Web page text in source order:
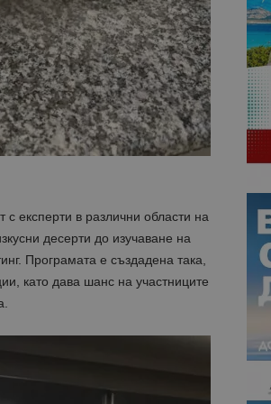
експерти в различни области на
десерти до изучаване на
Програмата е създадена така,
като дава шанс на участниците